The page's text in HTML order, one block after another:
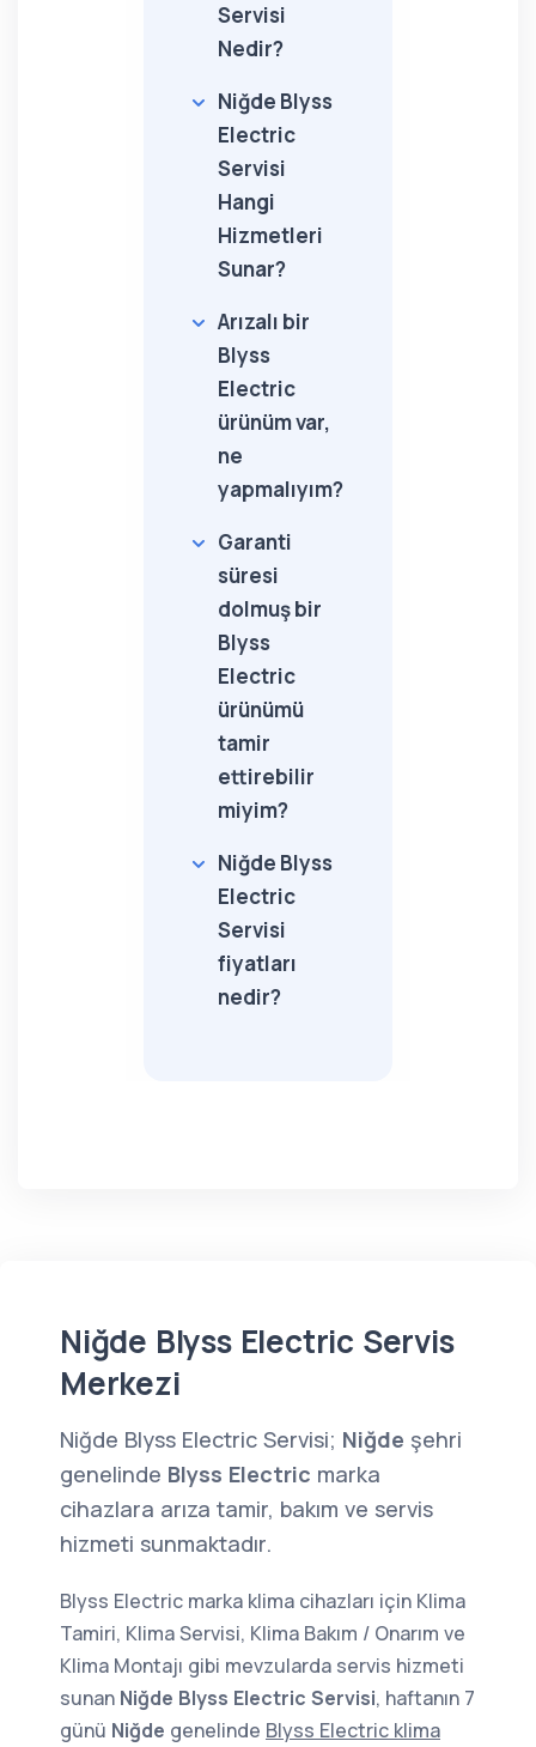
Servisi
Nedir?
Niğde Blyss
Electric
Servisi
Hangi
Hizmetleri
Sunar?
Arızalı bir
Blyss
Electric
ürünüm var,
ne
yapmalıyım?
Garanti
süresi
dolmuş bir
Blyss
Electric
ürünümü
tamir
ettirebilir
miyim?
Niğde Blyss
Electric
Servisi
fiyatları
nedir?
Niğde Blyss Electric Servis
Merkezi
Niğde Blyss Electric Servisi; Niğde şehri
genelinde Blyss Electric marka
cihazlara arıza tamir, bakım ve servis
hizmeti sunmaktadır.
Blyss Electric marka klima cihazları için Klima
Tamiri, Klima Servisi, Klima Bakım / Onarım ve
Klima Montajı gibi mevzularda servis hizmeti
sunan Niğde Blyss Electric Servisi, haftanın 7
günü Niğde genelinde Blyss Electric klima